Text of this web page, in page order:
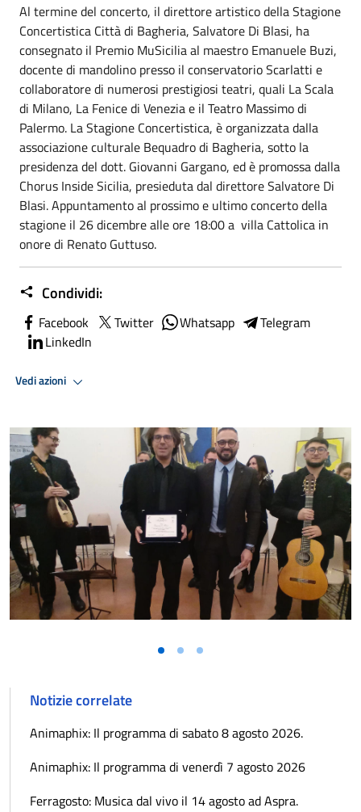
Al termine del concerto, il direttore artistico della Stagione
Concertistica Città di Bagheria, Salvatore Di Blasi, ha
consegnato il Premio MuSicilia al maestro Emanuele Buzi,
docente di mandolino presso il conservatorio Scarlatti e
collaboratore di numerosi prestigiosi teatri, quali La Scala
di Milano, La Fenice di Venezia e il Teatro Massimo di
Palermo. La Stagione Concertistica, è organizzata dalla
associazione culturale Bequadro di Bagheria, sotto la
presidenza del dott. Giovanni Gargano, ed è promossa dalla
Chorus Inside Sicilia, presieduta dal direttore Salvatore Di
Blasi. Appuntamento al prossimo e ultimo concerto della
stagione il 26 dicembre alle ore 18:00 a villa Cattolica in
onore di Renato Guttuso.
Condividi:
Facebook Twitter Whatsapp
Telegram
LinkedIn
Vedi azioni
Notizie correlate
Animaphix: Il programma di sabato 8 agosto 2026.
Animaphix: Il programma di venerdì 7 agosto 2026
Ferragosto: Musica dal vivo il 14 agosto ad Aspra.